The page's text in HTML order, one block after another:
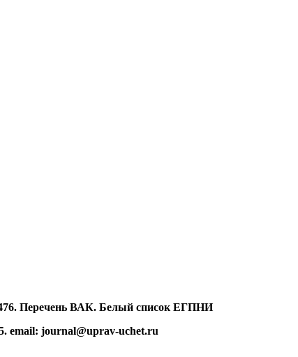
Перечень ВАК. Белый список ЕГПНИ
email: journal@uprav-uchet.ru